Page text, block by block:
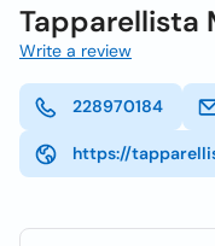
Tapparellista
Write a review
228970184
https://